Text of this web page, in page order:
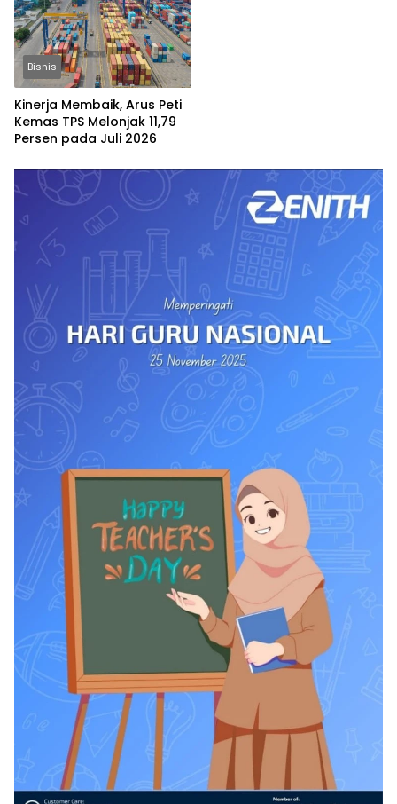
Bisnis
Kinerja Membaik, Arus Peti
Kemas TPS Melonjak 11,79
Persen pada Juli 2026